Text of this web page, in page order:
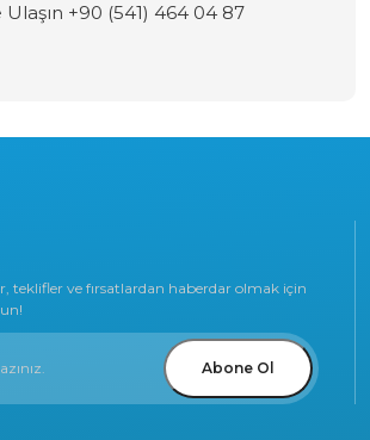
Ulaşın +90 (541) 464 04 87
teklifler ve fırsatlardan haberdar olmak için
Abone Ol